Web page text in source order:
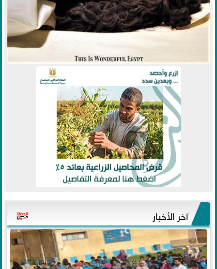
آخر الأخبار